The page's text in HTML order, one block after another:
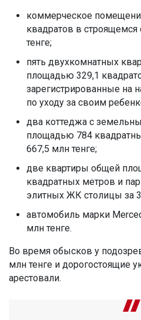
коммерческое
квадратов в строящемся
тенге;
пять двухкомнатных
площадью 329,1
зарегистрированные на
по уходу за своим
два коттеджа с
площадью 784
667,5 млн тенге;
две квартиры общей
квадратных метров и
элитных ЖК столицы за
автомобиль марки
млн тенге.
Во время обысков у
млн тенге и дорогостоящие
арестовали.